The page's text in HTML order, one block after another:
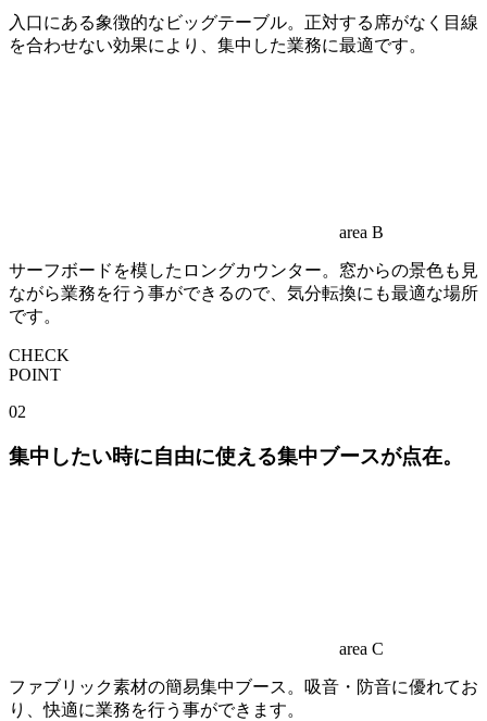
入口にある象徴的なビッグテーブル。正対する席がなく目線
を合わせない効果により、集中した業務に最適です。
area B
サーフボードを模したロングカウンター。窓からの景色も見
ながら業務を行う事ができるので、気分転換にも最適な場所
です。
CHECK
POINT
02
集中したい時に自由に使える集中ブースが点在。
area C
ファブリック素材の簡易集中ブース。吸音・防音に優れてお
り、快適に業務を行う事ができます。